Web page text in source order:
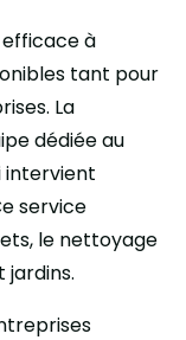
à
tant pour
La
dédiée au
intervient
service
le nettoyage
jardins.